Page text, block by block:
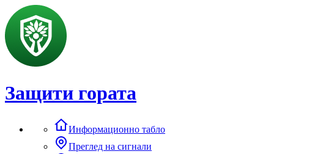
Защити гората
Информационно табло
Преглед на сигнали